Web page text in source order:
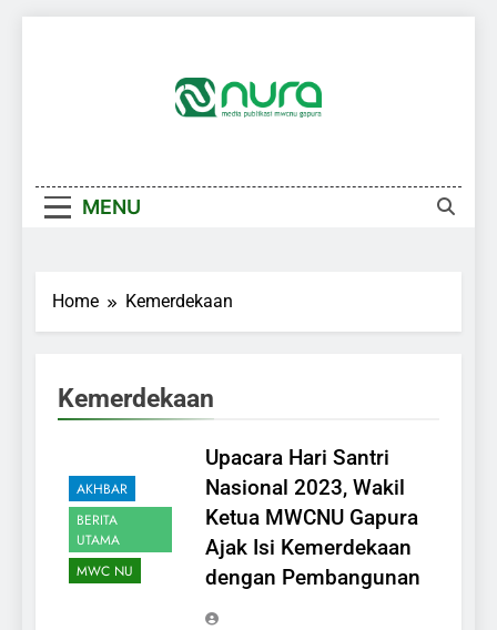
MENU
Home Kemerdekaan
Kemerdekaan
AKHBAR
BERITA
UTAMA
MWC NU
Upacara Hari Santri
Nasional 2023, Wakil
Ketua MWCNU Gapura
Ajak Isi Kemerdekaan
dengan Pembangunan